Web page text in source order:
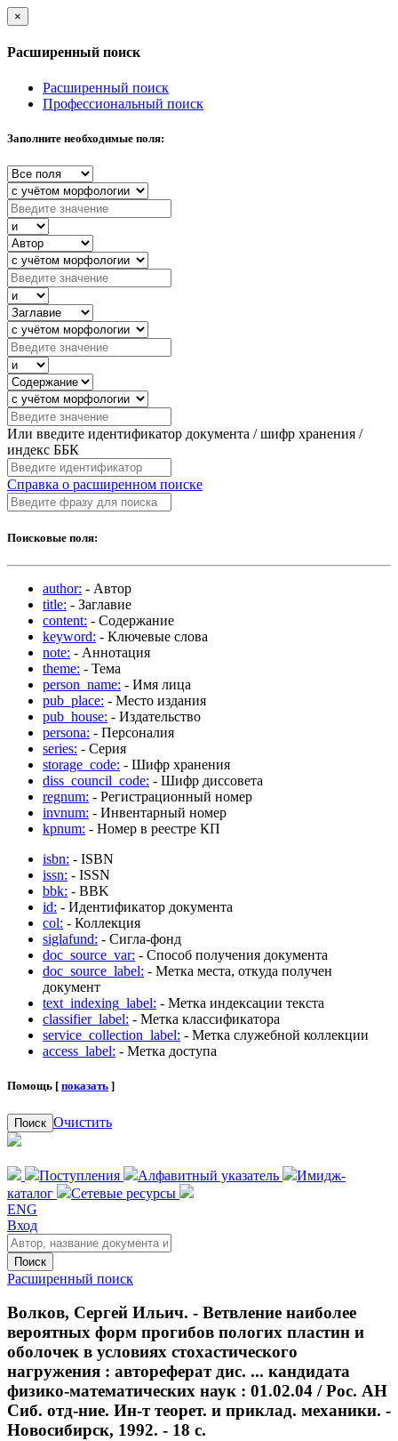
×
Расширенный поиск
Расширенный поиск
Профессиональный поиск
Заполните необходимые поля:
Или введите идентификатор документа / шифр хранения /
индекс ББК
Справка о расширенном поиске
Поисковые поля:
author: - Автор
title: - Заглавие
content: - Содержание
keyword: - Ключевые слова
note: - Аннотация
theme: - Тема
person_name: - Имя лица
pub_place: - Место издания
pub_house: - Издательство
persona: - Персоналия
series: - Серия
storage_code: - Шифр хранения
diss_council_code: - Шифр диссовета
regnum: - Регистрационный номер
invnum: - Инвентарный номер
kpnum: - Номер в реестре КП
isbn: - ISBN
issn: - ISSN
bbk: - BBK
id: - Идентификатор документа
col: - Коллекция
siglafund: - Сигла-фонд
doc_source_var: - Способ получения документа
doc_source_label: - Метка места, откуда получен
документ
text_indexing_label: - Метка индексации текста
classifier_label: - Метка классификатора
service_collection_label: - Метка служебной коллекции
access_label: - Метка доступа
Помощь [ показать ]
Поиск Очистить
Поступления Алфавитный указатель
Имидж-
каталог
Сетевые ресурсы
ENG
Вход
Поиск
Расширенный поиск
Волков, Сергей Ильич. - Ветвление наиболее
вероятных форм прогибов пологих пластин и
оболочек в условиях стохастического
нагружения : автореферат дис. ... кандидата
физико-математических наук : 01.02.04 / Рос. АН
Сиб. отд-ние. Ин-т теорет. и приклад. механики. -
Новосибирск, 1992. - 18 с.